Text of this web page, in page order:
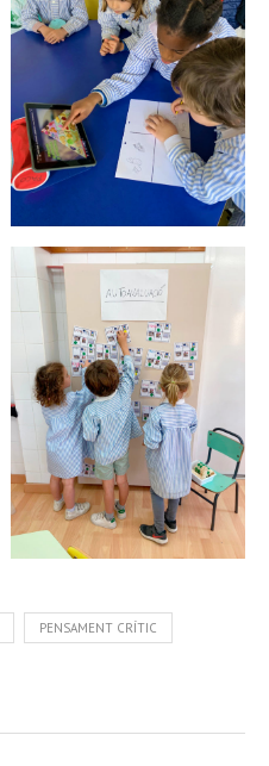
PENSAMENT CRÍTIC